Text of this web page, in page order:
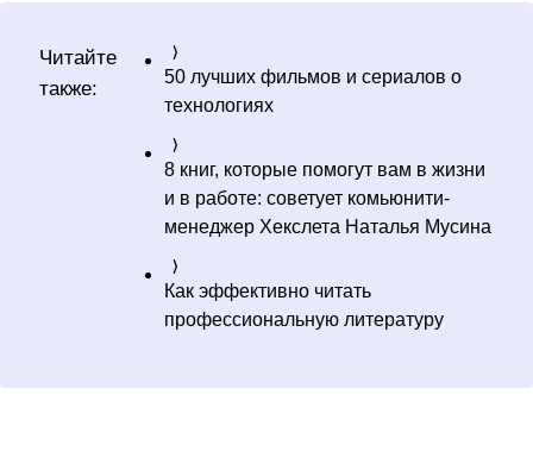
Читайте
также:
50 лучших фильмов и сериалов о
технологиях
8 книг, которые помогут вам в жизни
и в работе: советует комьюнити-
менеджер Хекслета Наталья Мусина
Как эффективно читать
профессиональную литературу